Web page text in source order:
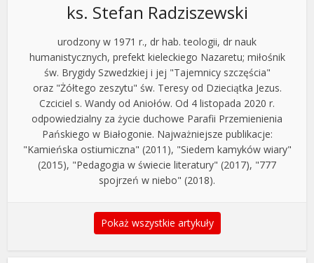
ks. Stefan Radziszewski
urodzony w 1971 r., dr hab. teologii, dr nauk
humanistycznych, prefekt kieleckiego Nazaretu; miłośnik
św. Brygidy Szwedzkiej i jej "Tajemnicy szczęścia"
oraz "Żółtego zeszytu" św. Teresy od Dzieciątka Jezus.
Czciciel s. Wandy od Aniołów. Od 4 listopada 2020 r.
odpowiedzialny za życie duchowe Parafii Przemienienia
Pańskiego w Białogonie. Najważniejsze publikacje:
"Kamieńska ostiumiczna" (2011), "Siedem kamyków wiary"
(2015), "Pedagogia w świecie literatury" (2017), "777
spojrzeń w niebo" (2018).
Pokaż wszystkie artykuły